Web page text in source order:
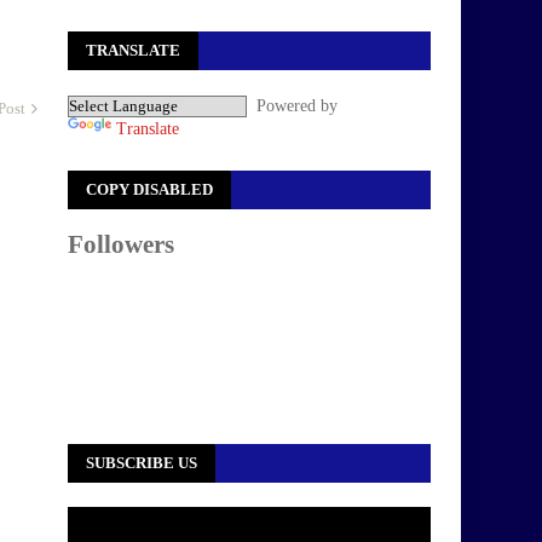
TRANSLATE
Powered by
Translate
COPY DISABLED
Followers
SUBSCRIBE US